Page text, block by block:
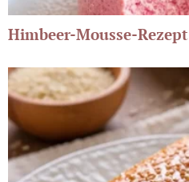
Himbeer-Mousse-Rezept